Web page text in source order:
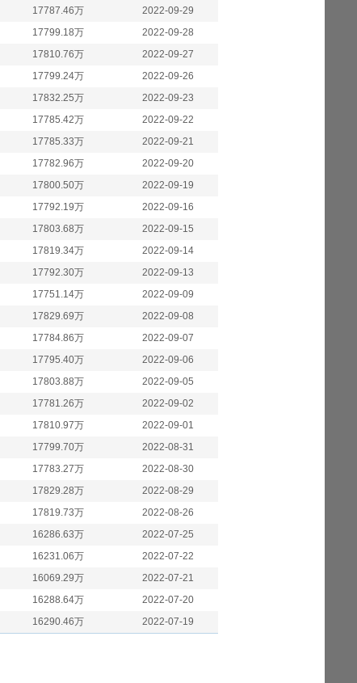
17787.46万
2022-09-29
17799.18万
2022-09-28
17810.76万
2022-09-27
17799.24万
2022-09-26
17832.25万
2022-09-23
17785.42万
2022-09-22
17785.33万
2022-09-21
17782.96万
2022-09-20
17800.50万
2022-09-19
17792.19万
2022-09-16
17803.68万
2022-09-15
17819.34万
2022-09-14
17792.30万
2022-09-13
17751.14万
2022-09-09
17829.69万
2022-09-08
17784.86万
2022-09-07
17795.40万
2022-09-06
17803.88万
2022-09-05
17781.26万
2022-09-02
17810.97万
2022-09-01
17799.70万
2022-08-31
17783.27万
2022-08-30
17829.28万
2022-08-29
17819.73万
2022-08-26
16286.63万
2022-07-25
16231.06万
2022-07-22
16069.29万
2022-07-21
16288.64万
2022-07-20
16290.46万 2022-07-19